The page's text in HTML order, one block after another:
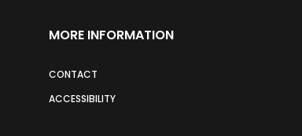
MORE INFORMATION
CONTACT
ACCESSIBILITY